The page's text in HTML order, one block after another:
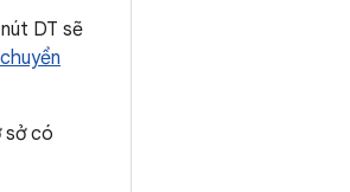
nút DT sẽ
sở có